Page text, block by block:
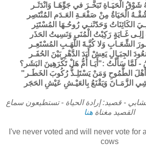
شَوْقُ الْحَيَـاةِ تَبَخَّـرَ في جَوِّهَـا وَانْدَثَـر
الْحَيَاةُ مِنْ صَفْعَـةِ العَـدَم المُنْتَصِر
الكَائِنَاتُ وَحَدّثَنـي رُوحُـهَا المُسْتَتِر
غَـايَةٍ رَكِبْتُ الْمُنَى وَنَسِيتُ الحَذَر
الشِّعَـابِ وَلا كُبَّـةَ اللَّهَـبِ المُسْتَعِـر
الجِبَـالِ يَعِشْ أَبَدَ الدَّهْرِ بَيْنَ الحُفَـر
أَهْلَ الطُّمُوحِ وَمَنْ يَسْتَلِـذُّ رُكُوبَ الخَطَـر
الزَّمَـانَ وَيَقْنَعُ بِالعَيْـشِ عَيْشِ الحَجَر
- قصيد: إرادة الحياة - تستطيعون سماع
القصيد مغناة هنا
I've never voted and will never vote for
cows